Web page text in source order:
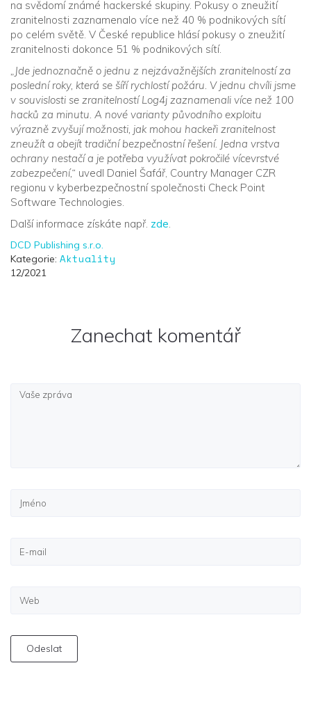
na svědomí známé hackerské skupiny. Pokusy o zneužití
zranitelnosti zaznamenalo více než 40 % podnikových sítí
po celém světě. V České republice hlásí pokusy o zneužití
zranitelnosti dokonce 51 % podnikových sítí.
„Jde jednoznačně o jednu z nejzávažnějších zranitelností za
poslední roky, která se šíří rychlostí požáru. V jednu chvíli jsme
v souvislosti se zranitelností Log4j zaznamenali více než 100
hacků za minutu. A nové varianty původního exploitu
výrazně zvyšují možnosti, jak mohou hackeři zranitelnost
zneužít a obejít tradiční bezpečnostní řešení. Jedna vrstva
ochrany nestačí a je potřeba využívat pokročilé vícevrstvé
zabezpečení,“ uvedl Daniel Šafář, Country Manager CZR
regionu v kyberbezpečnostní společnosti Check Point
Software Technologies.
Další informace získáte např. zde.
DCD Publishing s.r.o.
Kategorie: Aktuality
12/2021
Zanechat komentář
Odeslat